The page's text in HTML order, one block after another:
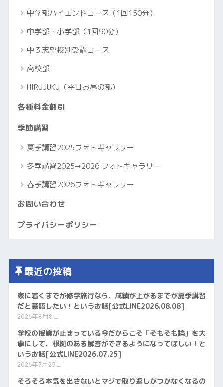
中学部ハイエンドコース（1回150分）
中学部・小学部（1回90分）
中３志望校別受講コース
高校部
HIRUJUKU（平日お昼の部）
各種料金割引
季節講習
夏季講習2025フォトギャラリー
冬季講習2025➞2026 フォトギャラリー
春季講習2026フォトギャラリー
お問い合わせ
プライバシーポリシー
最近の投稿
家に着くまでが修学旅行なら、成績が上がるまでが夏季講習
だと豪語したい！というお話[公式LINE2026.08.08]
2026年8月8日
学校の授業が止まっている今だからこそ「そもそも論」を大
事にして、根拠のある解答ができるようになってほしい！と
いうお話[公式LINE2026.07.25]
2026年7月25日
そろそろ本気を出さないとマジで取り返しがつかなくなるの